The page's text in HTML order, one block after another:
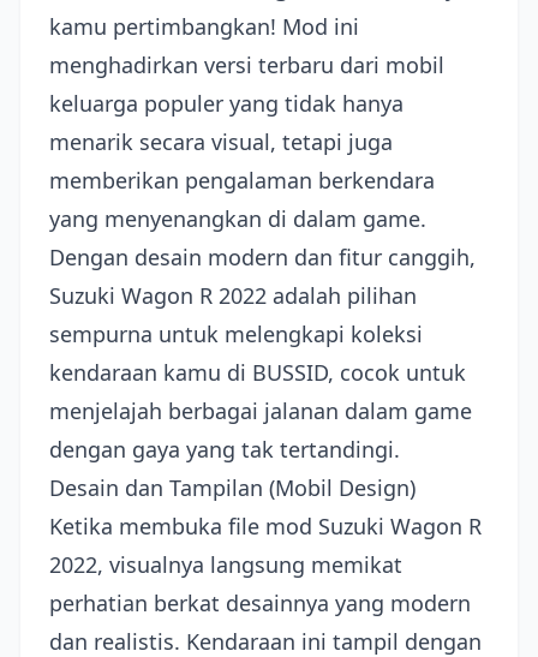
kamu pertimbangkan! Mod ini
menghadirkan versi terbaru dari mobil
keluarga populer yang tidak hanya
menarik secara visual, tetapi juga
memberikan pengalaman berkendara
yang menyenangkan di dalam game.
Dengan desain modern dan fitur canggih,
Suzuki Wagon R 2022 adalah pilihan
sempurna untuk melengkapi koleksi
kendaraan kamu di BUSSID, cocok untuk
menjelajah berbagai jalanan dalam game
dengan gaya yang tak tertandingi.
Desain dan Tampilan (Mobil Design)
Ketika membuka file mod Suzuki Wagon R
2022, visualnya langsung memikat
perhatian berkat desainnya yang modern
dan realistis. Kendaraan ini tampil dengan